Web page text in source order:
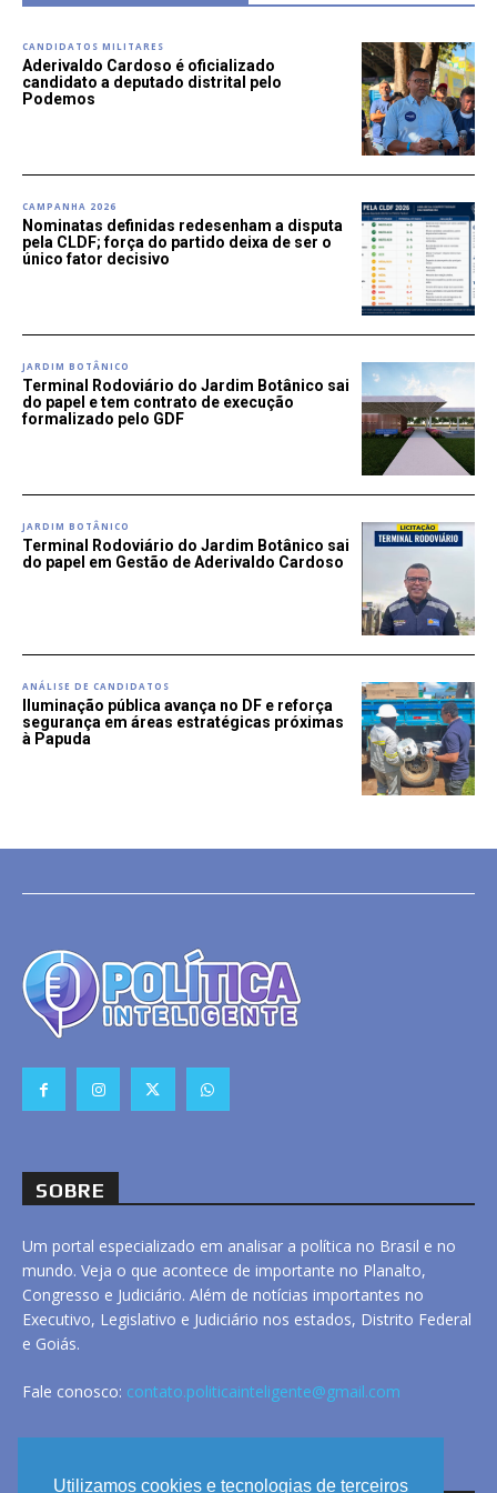
Utilizamos cookies e tecnologias de terceiros
CANDIDATOS MILITARES
Aderivaldo Cardoso é oficializado
candidato a deputado distrital pelo
Podemos
CAMPANHA 2026
Nominatas definidas redesenham a disputa
pela CLDF; força do partido deixa de ser o
único fator decisivo
JARDIM BOTÂNICO
Terminal Rodoviário do Jardim Botânico sai
do papel e tem contrato de execução
formalizado pelo GDF
JARDIM BOTÂNICO
Terminal Rodoviário do Jardim Botânico sai
do papel em Gestão de Aderivaldo Cardoso
ANÁLISE DE CANDIDATOS
Iluminação pública avança no DF e reforça
segurança em áreas estratégicas próximas
à Papuda
SOBRE
Um portal especializado em analisar a política no Brasil e no
mundo. Veja o que acontece de importante no Planalto,
Congresso e Judiciário. Além de notícias importantes no
Executivo, Legislativo e Judiciário nos estados, Distrito Federal
e Goiás.
Fale conosco: contato.politicainteligente@gmail.com
LINKS